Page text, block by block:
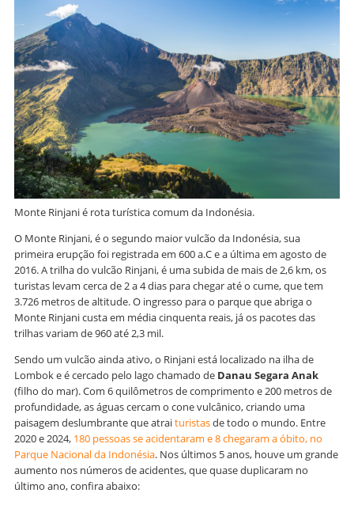
Monte Rinjani é rota turística comum da Indonésia.
O Monte Rinjani, é o segundo maior vulcão da Indonésia, sua
primeira erupção foi registrada em 600 a.C e a última em agosto de
2016. A trilha do vulcão Rinjani, é uma subida de mais de 2,6 km, os
turistas levam cerca de 2 a 4 dias para chegar até o cume, que tem
3.726 metros de altitude. O ingresso para o parque que abriga o
Monte Rinjani custa em média cinquenta reais, já os pacotes das
trilhas variam de 960 até 2,3 mil.
Sendo um vulcão ainda ativo, o Rinjani está localizado na ilha de
Lombok e é cercado pelo lago chamado de Danau Segara Anak
(filho do mar). Com 6 quilômetros de comprimento e 200 metros de
profundidade, as águas cercam o cone vulcânico, criando uma
paisagem deslumbrante que atraituristasde todo o mundo. Entre
2020 e 2024, 180 pessoas se acidentaram e 8 chegaram a óbito, no
Parque Nacional da Indonésia. Nos últimos 5 anos, houve um grande
aumento nos números de acidentes, que quase duplicaram no
último ano, confira abaixo: